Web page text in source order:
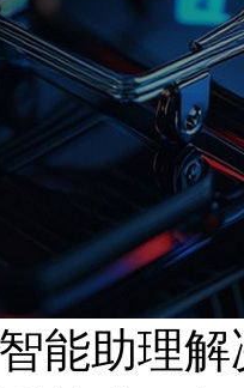
能助理解